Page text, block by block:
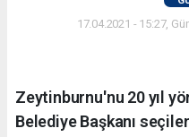
17.04.2021 - 15:27,
Zeytinburnu'nu 20 yıl
Belediye Başkanı